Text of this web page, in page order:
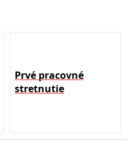
Prvé pracovné
stretnutie